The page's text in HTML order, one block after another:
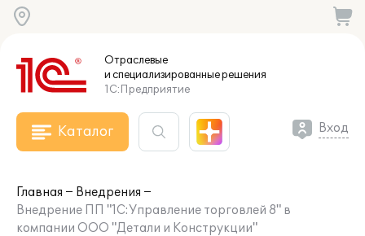
Отраслевые
и специализированныерешения
1С:Предприятие
Каталог Вход
Главная
Внедрения
Внедрение ПП "1С:Управление торговлей 8" в
компании ООО "Детали и Конструкции"